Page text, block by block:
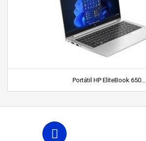
Portátil HP EliteBook 650...